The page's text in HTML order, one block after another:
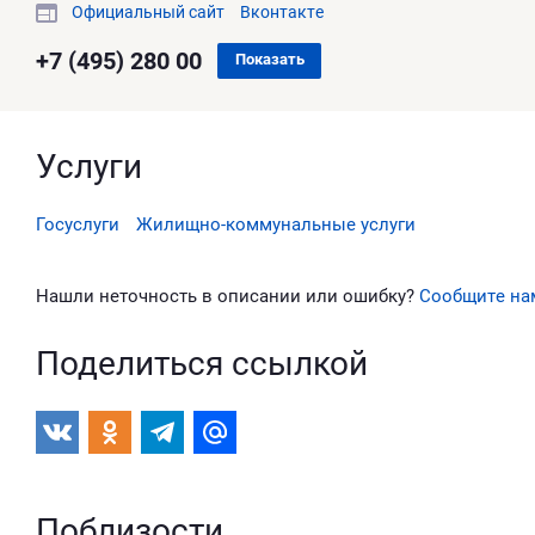
Официальный сайт Вконтакте
+7 (495) 280 00 Показать
Услуги
Госуслуги Жилищно-коммунальные услуги
Нашли неточность в описании или ошибку? Сообщите
Поделиться ссылкой